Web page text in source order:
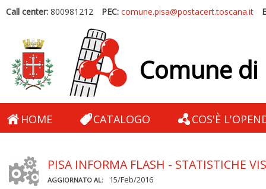
Call center: 800981212 PEC: comune.pisa@postacert.toscana.it
Comune di
HOME CATALOGO COS'È
PISA INFORMA FLASH - STATISTICHE
AGGIORNATO AL: 15/Feb/2016